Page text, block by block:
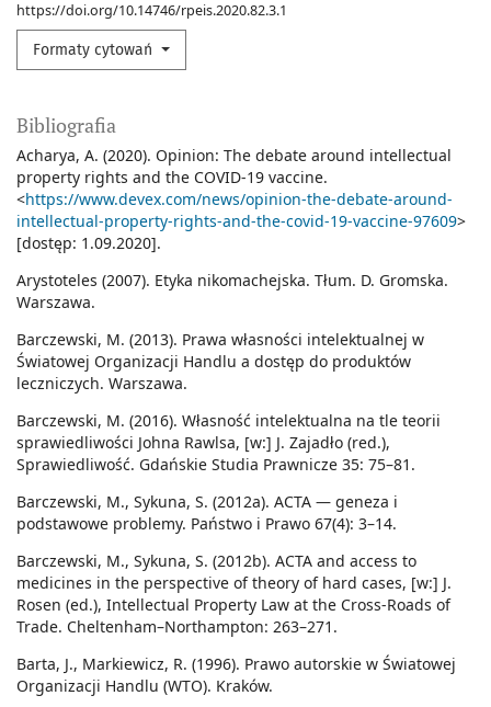
https://doi.org/10.14746/rpeis.2020.82.3.1
Formaty cytowań
Bibliografia
Acharya, A. (2020). Opinion: The debate around intellectual
property rights and the COVID-19 vaccine.
<https://www.devex.com/news/opinion-the-debate-around-
intellectual-property-rights-and-the-covid-19-vaccine-97609>
[dostęp: 1.09.2020].
Arystoteles (2007). Etyka nikomachejska. Tłum. D. Gromska.
Warszawa.
Barczewski, M. (2013). Prawa własności intelektualnej w
Światowej Organizacji Handlu a dostęp do produktów
leczniczych. Warszawa.
Barczewski, M. (2016). Własność intelektualna na tle teorii
sprawiedliwości Johna Rawlsa, [w:] J. Zajadło (red.),
Sprawiedliwość. Gdańskie Studia Prawnicze 35: 75–81.
Barczewski, M., Sykuna, S. (2012a). ACTA — geneza i
podstawowe problemy. Państwo i Prawo 67(4): 3–14.
Barczewski, M., Sykuna, S. (2012b). ACTA and access to
medicines in the perspective of theory of hard cases, [w:] J.
Rosen (ed.), Intellectual Property Law at the Cross-Roads of
Trade. Cheltenham–Northampton: 263–271.
Barta, J., Markiewicz, R. (1996). Prawo autorskie w Światowej
Organizacji Handlu (WTO). Kraków.